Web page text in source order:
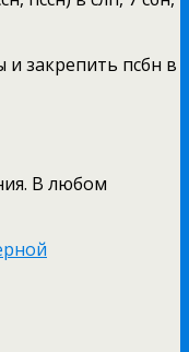
закрепить псбн в
В любом